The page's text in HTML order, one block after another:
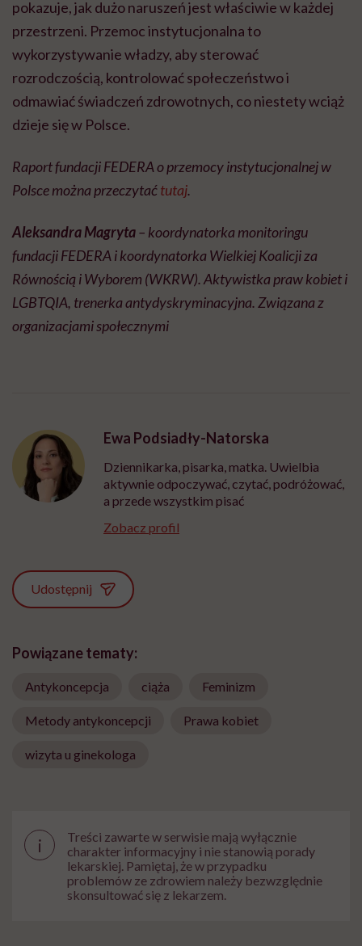
pokazuje, jak dużo naruszeń jest właściwie w każdej
przestrzeni. Przemoc instytucjonalna to
wykorzystywanie władzy, aby sterować
rozrodczością, kontrolować społeczeństwo i
odmawiać świadczeń zdrowotnych, co niestety wciąż
dzieje się w Polsce.
Raport fundacji FEDERA o przemocy instytucjonalnej w
Polsce można przeczytaćtutaj.
Aleksandra Magryta– koordynatorka monitoringu
fundacjiFEDERAi koordynatorka Wielkiej Koalicji za
Równością i Wyborem (WKRW). Aktywistka praw kobiet i
LGBTQIA, trenerka antydyskryminacyjna. Związana z
organizacjami społecznymi
Ewa Podsiadły-Natorska
Dziennikarka, pisarka, matka. Uwielbia
aktywnie odpoczywać, czytać, podróżować,
a przede wszystkim pisać
Zobacz profil
Udostępnij
Powiązane tematy:
Antykoncepcja ciąża Feminizm
Metody antykoncepcji Prawa kobiet
wizyta u ginekologa
i
Treści zawarte w serwisie mają wyłącznie
charakter informacyjny i nie stanowią porady
lekarskiej. Pamiętaj, że w przypadku
problemów ze zdrowiem należy bezwzględnie
skonsultować się z lekarzem.